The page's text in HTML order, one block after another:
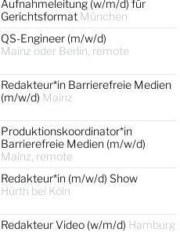
Aufnahmeleitung (w/m/d) für
Gerichtsformat München
QS-Engineer (m/w/d)
Mainz oder Berlin, remote
Redakteur*in Barrierefreie Medien
(m/w/d) Mainz
Produktionskoordinator*in
Barrierefreie Medien (m/w/d)
Mainz, remote
Redakteur*in (m/w/d) Show
Hürth bei Köln
Redakteur Video (w/m/d) Hamburg